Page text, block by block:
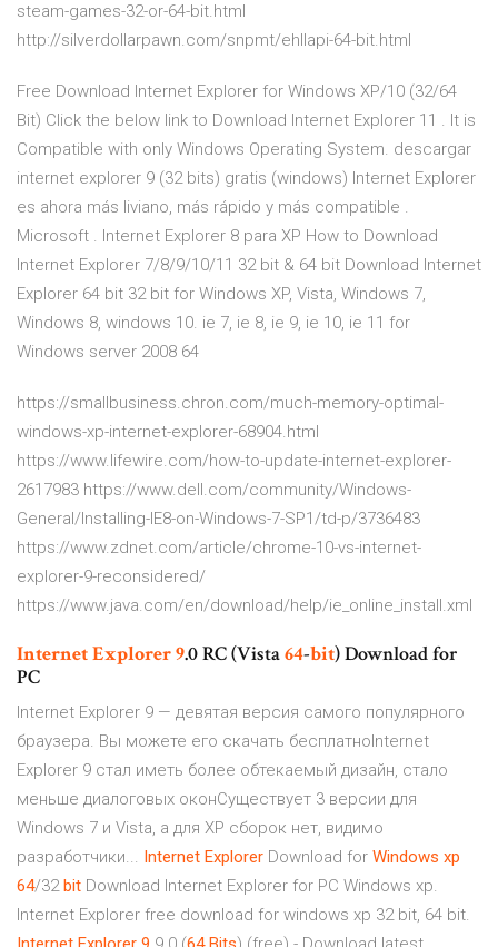
steam-games-32-or-64-bit.html
http://silverdollarpawn.com/snpmt/ehllapi-64-bit.html
Free Download Internet Explorer for Windows XP/10 (32/64
Bit) Click the below link to Download Internet Explorer 11 . It is
Compatible with only Windows Operating System. descargar
internet explorer 9 (32 bits) gratis (windows) Internet Explorer
es ahora más liviano, más rápido y más compatible .
Microsoft . Internet Explorer 8 para XP How to Download
Internet Explorer 7/8/9/10/11 32 bit & 64 bit Download Internet
Explorer 64 bit 32 bit for Windows XP, Vista, Windows 7,
Windows 8, windows 10. ie 7, ie 8, ie 9, ie 10, ie 11 for
Windows server 2008 64
https://smallbusiness.chron.com/much-memory-optimal-
windows-xp-internet-explorer-68904.html
https://www.lifewire.com/how-to-update-internet-explorer-
2617983 https://www.dell.com/community/Windows-
General/Installing-IE8-on-Windows-7-SP1/td-p/3736483
https://www.zdnet.com/article/chrome-10-vs-internet-
explorer-9-reconsidered/
https://www.java.com/en/download/help/ie_online_install.xml
InternetExplorer9.0 RC (Vista64-bit) Download for
PC
Internet Explorer 9 — девятая версия самого популярного
браузера. Вы можете его скачать бесплатноInternet
Explorer 9 стал иметь более обтекаемый дизайн, стало
меньше диалоговых оконСуществует 3 версии для
Windows 7 и Vista, а для XP сборок нет, видимо
разработчики... Internet Explorer Download for Windows xp
64/32 bit Download Internet Explorer for PC Windows xp.
Internet Explorer free download for windows xp 32 bit, 64 bit.